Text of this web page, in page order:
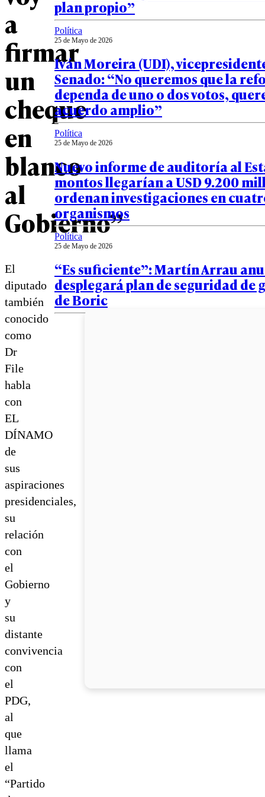
a
firmar
un
cheque
en
blanco
al
Gobierno”
El
diputado
también
conocido
como
Dr
File
habla
con
EL
DÍNAMO
de
sus
aspiraciones
presidenciales,
su
relación
con
el
Gobierno
y
su
distante
convivencia
con
el
PDG,
al
que
llama
el
“Partido
plan propio”
Política
25 de Mayo de 2026
Iván Moreira (UDI),
Senado: “No queremos que la
dependa de uno o dos votos,
acuerdo amplio”
Política
25 de Mayo de 2026
Nuevo informe de auditoría al
montos llegarían a USD 9.200
ordenan investigaciones en
organismos
Política
25 de Mayo de 2026
“Es suficiente”: Martín Arrau
desplegará plan de seguridad de
de Boric